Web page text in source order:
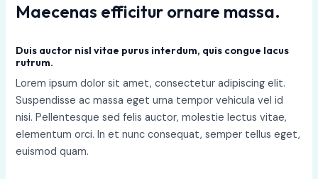
Maecenas efficitur ornare massa.
Duis auctor nisl vitae purus interdum, quis congue lacus
rutrum.
Lorem ipsum dolor sit amet, consectetur adipiscing elit.
Suspendisse ac massa eget urna tempor vehicula vel id
nisi. Pellentesque sed felis auctor, molestie lectus vitae,
elementum orci. In et nunc consequat, semper tellus eget,
euismod quam.